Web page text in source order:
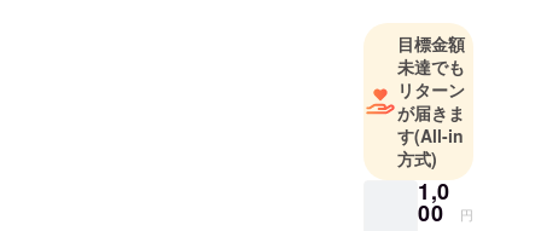
目標金額
未達でも
リターン
が届きま
す(All-in
方式)
1,0
00 円